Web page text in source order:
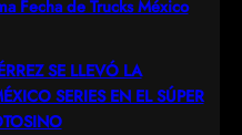
Fecha de Trucks México
SE LLEVÓ LA
SERIES EN EL SÚPER